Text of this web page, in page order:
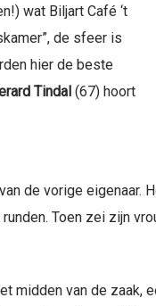
wat Biljart Café ‘t
de sfeer is
hier de beste
Tindal(67) hoort
de vorige
Toen zei zijn
midden van de